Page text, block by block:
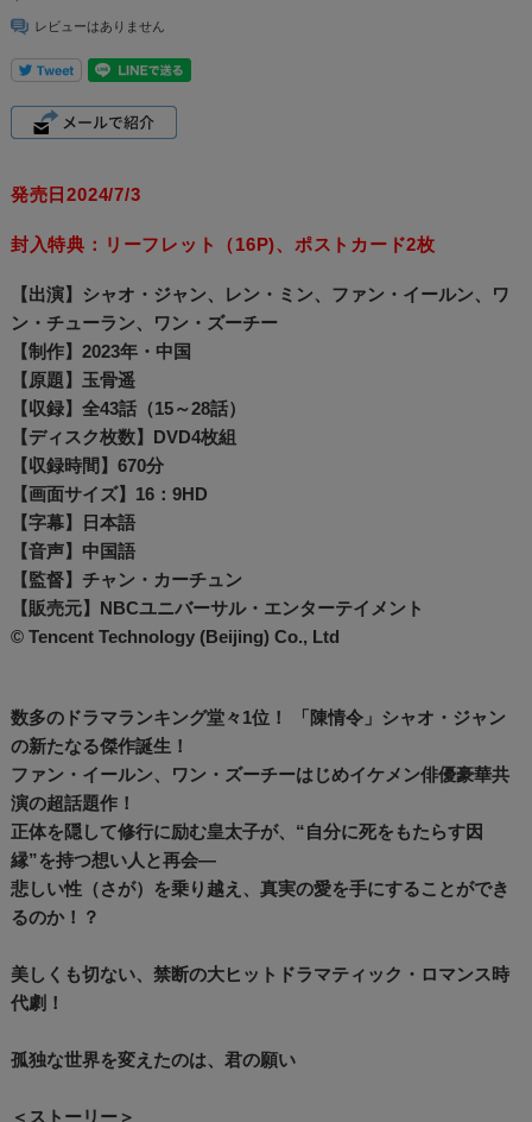
レビューはありません
発売日2024/7/3
封入特典：リーフレット（16P)、ポストカード2枚
【出演】シャオ・ジャン、レン・ミン、ファン・イールン、ワ
ン・チューラン、ワン・ズーチー
【制作】2023年・中国
【原題】玉骨遥
【収録】全43話（15～28話）
【ディスク枚数】DVD4枚組
【収録時間】670分
【画面サイズ】16：9HD
【字幕】日本語
【音声】中国語
【監督】チャン・カーチュン
【販売元】NBCユニバーサル・エンターテイメント
© Tencent Technology (Beijing) Co., Ltd
数多のドラマランキング堂々1位！ 「陳情令」シャオ・ジャン
の新たなる傑作誕生！
ファン・イールン、ワン・ズーチーはじめイケメン俳優豪華共
演の超話題作！
正体を隠して修行に励む皇太子が、“自分に死をもたらす因
縁”を持つ想い人と再会―
悲しい性（さが）を乗り越え、真実の愛を手にすることができ
るのか！？
美しくも切ない、禁断の大ヒットドラマティック・ロマンス時
代劇！
孤独な世界を変えたのは、君の願い
＜ストーリー＞